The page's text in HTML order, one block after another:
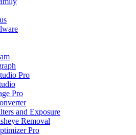
Pro
Pro
and Exposure
Removal
Pro